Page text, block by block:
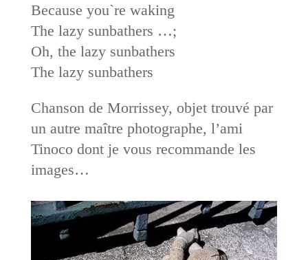
Because you`re waking
The lazy sunbathers …;
Oh, the lazy sunbathers
The lazy sunbathers
Chanson de Morrissey, objet trouvé par
un autre maître photographe, l’ami
Tinoco dont je vous recommande les
images…